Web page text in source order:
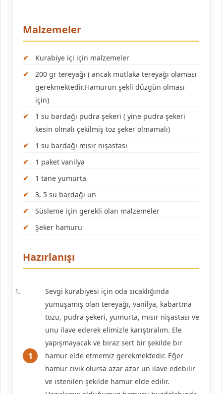
Malzemeler
Kurabiye içi için malzemeler
200 gr tereyağı ( ancak mutlaka tereyağı olaması
gerekmektedir.Hamurun şekli düzgün olması
için)
1 su bardağı pudra şekeri ( yine pudra şekeri
kesin olmalı çekilmiş toz şeker olmamalı)
1 su bardağı mısır nişastası
1 paket vanilya
1 tane yumurta
3, 5 su bardağı un
Süsleme için gerekli olan malzemeler
Şeker hamuru
Hazırlanışı
Sevgi kurabiyesi için oda sıcaklığında
yumuşamış olan tereyağı, vanilya, kabartma
tozu, pudra şekeri, yumurta, mısır nişastası ve
unu ilave ederek elimizle karıştıralım. Ele
yapışmayacak ve biraz sert bir şekilde bir
hamur elde etmemiz gerekmektedir. Eğer
hamur cıvık olursa azar azar un ilave edebilir
ve istenilen şekilde hamur elde edilir.